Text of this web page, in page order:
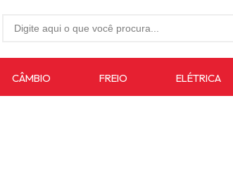
CÂMBIO FREIO ELÉTRICA